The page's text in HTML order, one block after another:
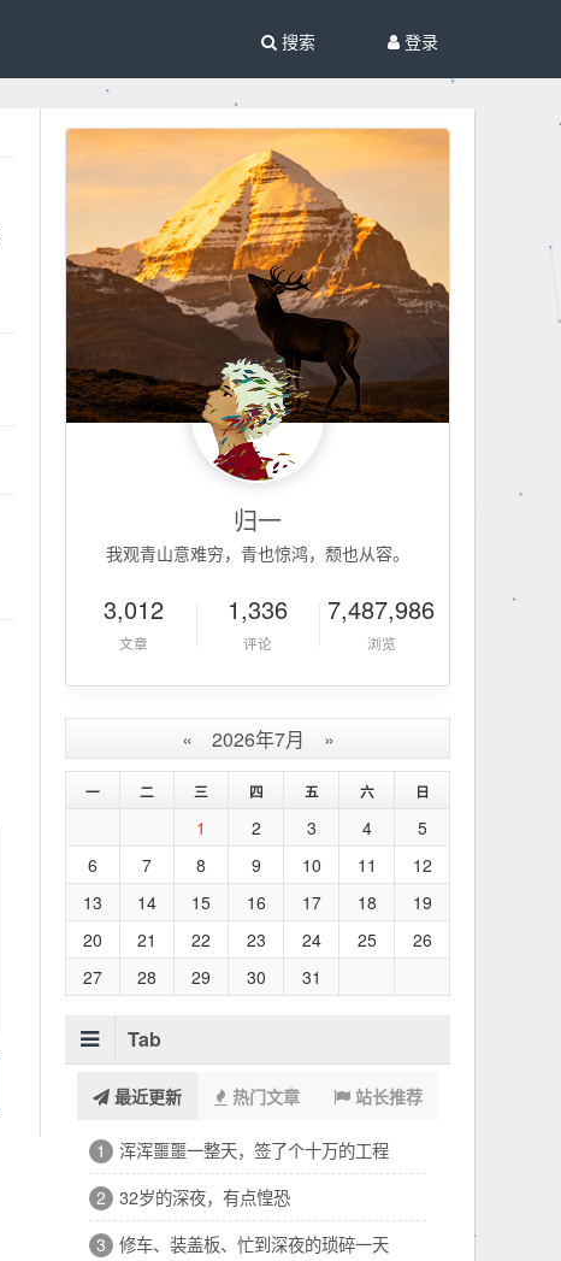
登录
搜索
归一
我观青山意难穷，青也惊鸿，颓也从容。
3,012
文章
1,336
评论
7,487,986
浏览
« 2026年7月 »
一 二 三 四 五 六 日
1 2 3 4
5
6
7 8 9 10 11
12
13
14 15 16 17 18
19
20
21 22 23 24 25
26
27
28 29 30 31
Tab
最近更新 热门文章 站长推荐
1 浑浑噩噩一整天，签了个十万的工程
2 32岁的深夜，有点惶恐
3 修车、装盖板、忙到深夜的琐碎一天